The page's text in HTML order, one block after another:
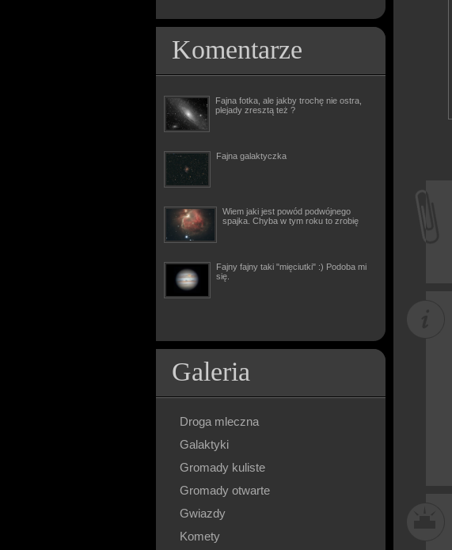
Komentarze
Fajna fotka, ale jakby trochę nie ostra,
plejady zresztą też ?
Fajna galaktyczka
Wiem jaki jest powód podwójnego
spajka. Chyba w tym roku to zrobię
Fajny fajny taki "mięciutki" :) Podoba mi
się.
Galeria
Droga mleczna
Galaktyki
Gromady kuliste
Gromady otwarte
Gwiazdy
Komety